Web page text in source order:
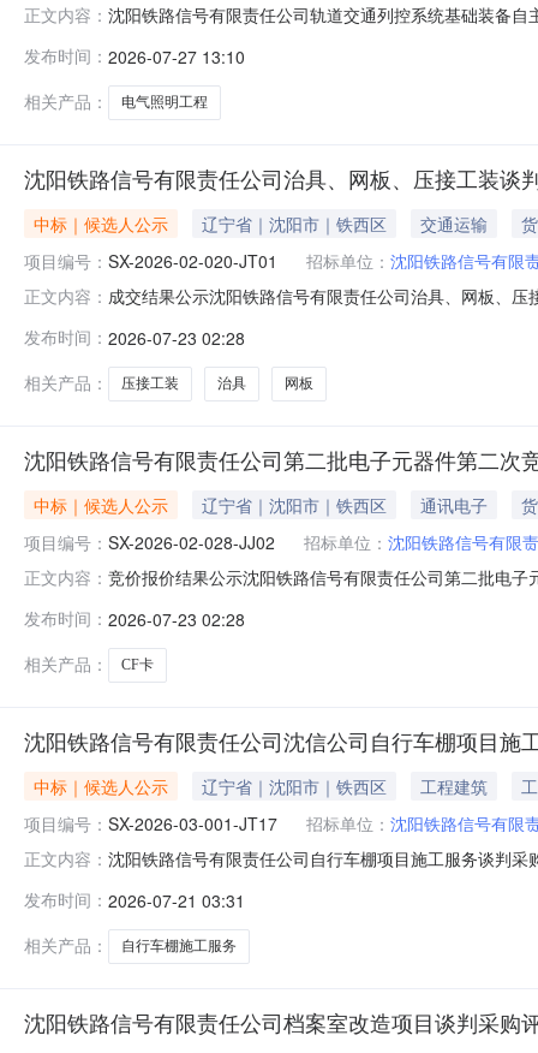
正文内容： 沈阳铁路信号有限责任公司轨道交通列控系统基础装备
发布时间： 2026-07-27 13:10
相关产品：
电气照明工程
沈阳铁路信号有限责任公司治具、网板、压接工装谈
中标｜候选人公示 辽宁省｜沈阳市｜铁西区 交通运输
项目编号： SX-2026-02-020-JT01 招标单位： 沈阳铁路信号有限
正文内容： 成交结果公示沈阳铁路信号有限责任公司治具、网板、
浩晟金属制品有限公司2供应商或者其他利害关系人对成
地址、联系人
发布时间： 2026-07-23 02:28
相关产品：
压接工装 治具 网板
沈阳铁路信号有限责任公司第二批电子元器件第二次
中标｜候选人公示 辽宁省｜沈阳市｜铁西区 通讯电子
项目编号： SX-2026-02-028-JJ02 招标单位： 沈阳铁路信号有限
正文内容： 竞价报价结果公示沈阳铁路信号有限责任公司第二批电
人会按照竞价公告要求进行定标。供应商或者其他利害
人名称、
发布时间： 2026-07-23 02:28
相关产品：
CF卡
沈阳铁路信号有限责任公司沈信公司自行车棚项目施
中标｜候选人公示 辽宁省｜沈阳市｜铁西区 工程建筑
项目编号： SX-2026-03-001-JT17 招标单位： 沈阳铁路信号有限
正文内容： 沈阳铁路信号有限责任公司自行车棚项目施工服务谈判
包自行车棚项目施工服务辽宁大班建筑装饰有限公司101
书面方式实
发布时间： 2026-07-21 03:31
相关产品：
自行车棚施工服务
沈阳铁路信号有限责任公司档案室改造项目谈判采购